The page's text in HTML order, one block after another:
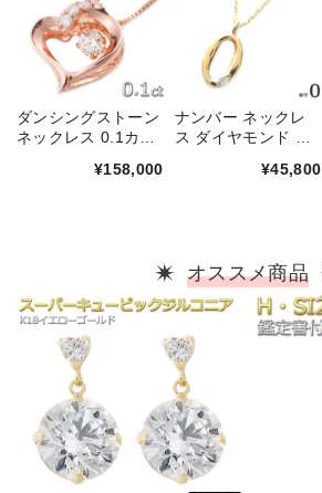
ダンシングストーン
ネックレス 0.1カラ
モンド ネックレス
¥158,000
ナンバー ネックレ
ス ダイヤモンド ネ
0.01ct K18 ゴール
¥45,800
オススメ商品